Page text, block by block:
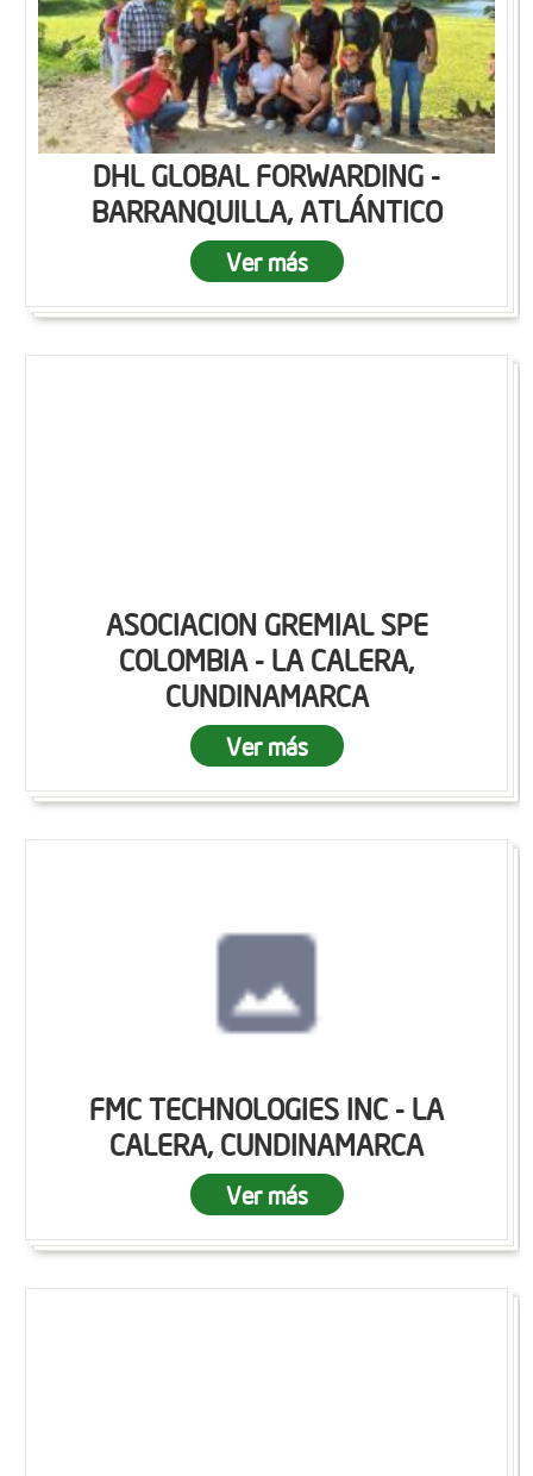
DHL GLOBAL FORWARDING -
BARRANQUILLA, ATLÁNTICO
Ver más
ASOCIACION GREMIAL SPE
COLOMBIA - LA CALERA,
CUNDINAMARCA
Ver más
FMC TECHNOLOGIES INC - LA
CALERA, CUNDINAMARCA
Ver más